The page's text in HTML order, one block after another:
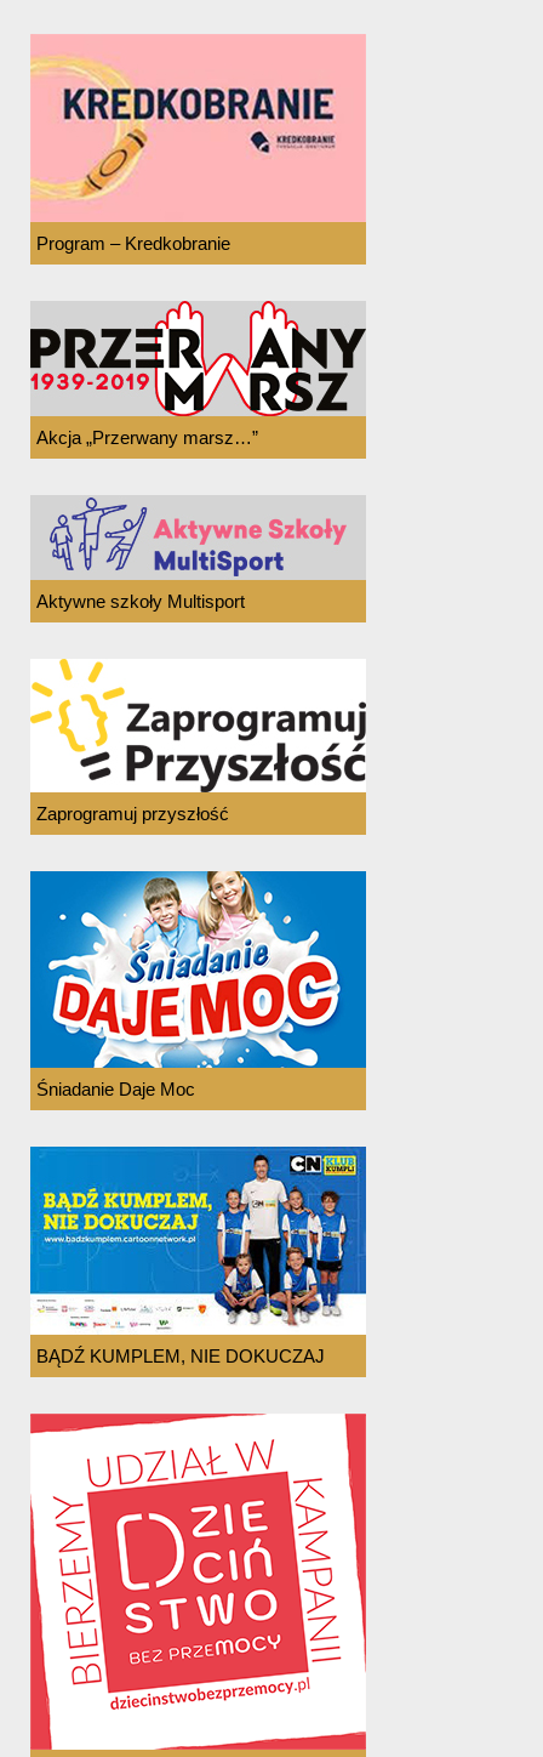
Program – Kredkobranie
Akcja „Przerwany marsz…”
Aktywne szkoły Multisport
Zaprogramuj przyszłość
Śniadanie Daje Moc
BĄDŹ KUMPLEM, NIE DOKUCZAJ